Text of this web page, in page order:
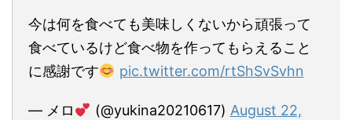
今は何を食べても美味しくないから頑張って
食べているけど食べ物を作ってもらえること
に感謝です
pic.twitter.com/rtShSvSvhn
— メロ (@yukina20210617) August 22,